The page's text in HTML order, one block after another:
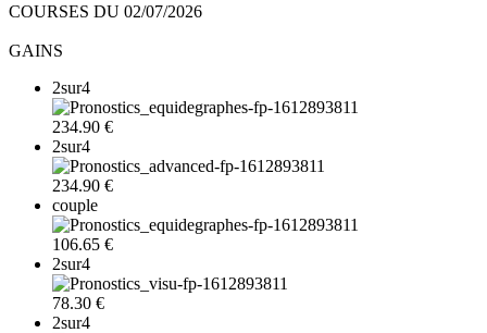
COURSES DU 02/07/2026
GAINS
2sur4
234.90 €
2sur4
234.90 €
couple
106.65 €
2sur4
78.30 €
2sur4